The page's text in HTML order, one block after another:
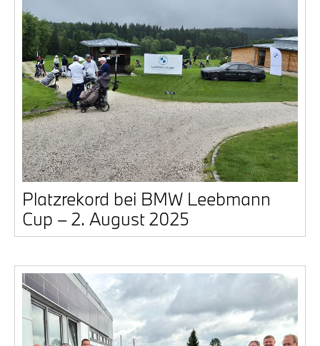
Platz­re­kord bei BMW Leeb­mann
Cup – 2. August 2025